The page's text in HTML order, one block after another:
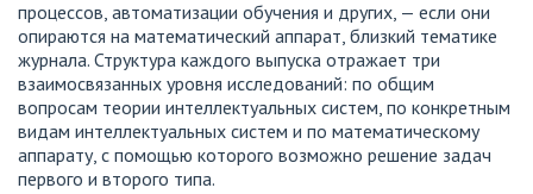
процессов, автоматизации обучения и других, — если они
опираются на математический аппарат, близкий тематике
журнала. Структура каждого выпуска отражает три
взаимосвязанных уровня исследований: по общим
вопросам теории интеллектуальных систем, по конкретным
видам интеллектуальных систем и по математическому
аппарату, с помощью которого возможно решение задач
первого и второго типа.